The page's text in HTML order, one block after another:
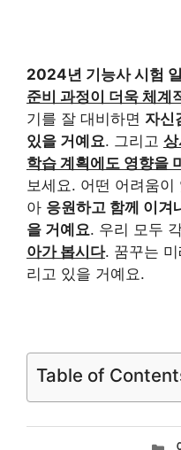
2024년 기능사 시험
준비 과정이 더욱 체계
기를 잘 대비하면 자신
있을 거예요. 그리고
학습 계획에도 영향을
보세요. 어떤 어려움
아 응원하고 함께 이겨
을 거예요. 우리 모두
아가 봅시다. 꿈꾸는
리고 있을 거예요.
Table of
카